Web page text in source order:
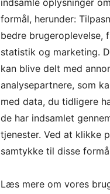
indsamle oplysninger
formål, herunder:
bedre brugeroplevelse,
statistik og marketing.
kan blive delt med
analysepartnere, som
med data, du tidligere
de har indsamlet
tjenester. Ved at klikke
samtykke til disse
Læs mere om vores